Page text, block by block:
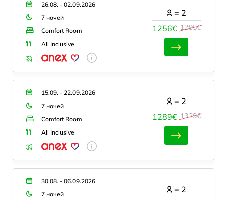
26.08. - 02.09.2026
7 ночей
Comfort Room
All Inclusive
1256€ 1295€
= 2
15.09. - 22.09.2026
7 ночей
Comfort Room
All Inclusive
1289€ 1329€
= 2
30.08. - 06.09.2026
7 ночей
= 2